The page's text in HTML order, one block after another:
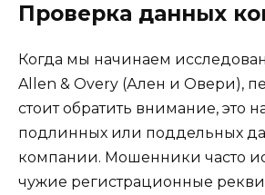
Проверка данных
Когда мы начинаем
Allen & Overy (Ален и Овери),
стоит обратить внимание, это
подлинных или поддельных
компании. Мошенники часто
чужие регистрационные